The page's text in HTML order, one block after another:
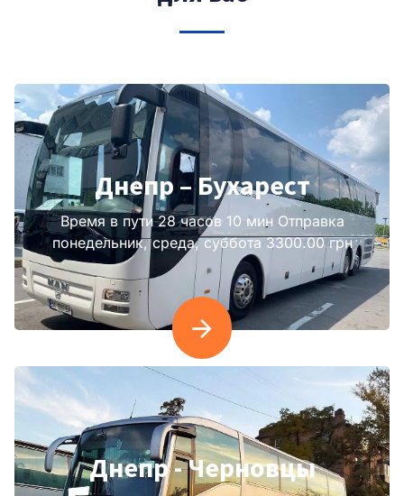
Днепр – Бухарест
Время в пути 28 часов 10 мин Отправка
понедельник, среда, суббота 3300.00 грн
Днепр - Черновцы